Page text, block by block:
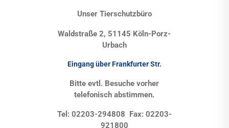
Unser Tierschutzbüro
Waldstraße 2, 51145 Köln-Porz-
Urbach
Eingang über Frankfurter Str.
Bitte evtl. Besuche vorher
telefonisch abstimmen.
Tel: 02203-294808 Fax: 02203-
921800